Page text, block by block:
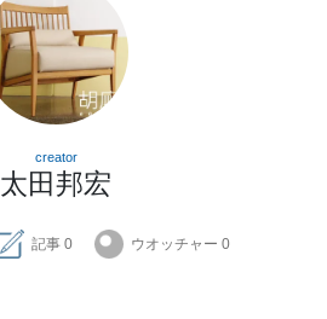
creator
太田邦宏
記事 0 ウオッチャー 0